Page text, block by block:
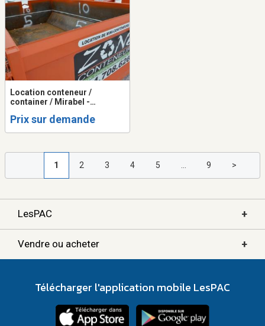
Location conteneur /
container / Mirabel -
Laval - Montréal - Blainville
Prix sur demande
1 2 3 4 5 ... 9 >
LesPAC +
Vendre ou acheter +
Télécharger l'application mobile LesPAC